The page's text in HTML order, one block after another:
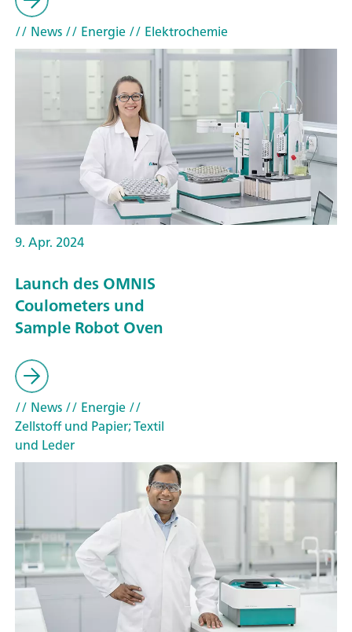
// News// Energie// Elektrochemie
9. Apr. 2024
Launch des OMNIS
Coulometers und
Sample Robot Oven
// News// Energie//
Zellstoff und Papier; Textil
und Leder